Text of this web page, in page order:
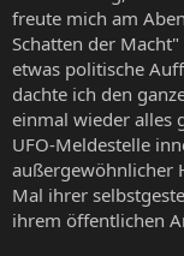
freute mich am
Schatten der
etwas politische
dachte ich den
einmal wieder alles
UFO-Meldestelle
außergewöhnlicher
Mal ihrer
ihrem öffentlichen